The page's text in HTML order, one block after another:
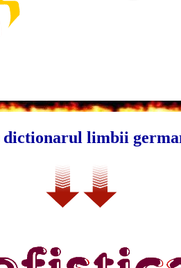
limbii